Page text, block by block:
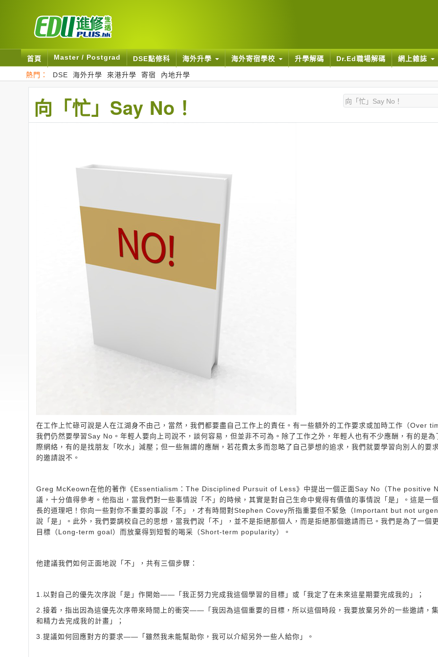
首頁 Master / Postgrad DSE點修科 海外升學 海外寄宿學校 升學解碼 Dr.Ed職場解碼 網上雜誌
熱門： DSE 海外升學 來港升學 寄宿 內地升學
向「忙」Say No！
在工作上忙碌可說是人在江湖身不由己，當然，我們都要盡自己工作上的責任。有一些額外的工作要求或加時工作（Over
我們仍然要學習Say No。年輕人要向上司說不，談何容易，但並非不可為。除了工作之外，年輕人也有不少應酬，有的是為
際網絡，有的是找朋友「吹水」減壓；但一些無謂的應酬，若花費太多而忽略了自己夢想的追求，我們就要學習向別人的要
的邀請說不。
Greg McKeown在他的著作《Essentialism：The Disciplined Pursuit of Less》中提出一個正面Say No（The positive
議，十分值得參考。他指出，當我們對一些事情說「不」的時候，其實是對自己生命中覺得有價值的事情說「是」。這是一
長的道理吧！你向一些對你不重要的事說「不」，才有時間對Stephen Covey所指重要但不緊急（Important but not
說「是」。此外，我們要調校自己的思想，當我們說「不」，並不是拒絕那個人，而是拒絕那個邀請而已。我們是為了一個
目標（Long-term goal）而放棄得到短暫的喝采（Short-term popularity）。
他建議我們如何正面地說「不」，共有三個步驟：
1.以對自己的優先次序說「是」作開始——「我正努力完成我這個學習的目標」或「我定了在未來這星期要完成我的」；
2.接着，指出因為這優先次序帶來時間上的衝突——「我因為這個重要的目標，所以這個時段，我要放棄另外的一些邀請，
和精力去完成我的計畫」；
3.提議如何回應對方的要求——「雖然我未能幫助你，我可以介紹另外一些人給你」。